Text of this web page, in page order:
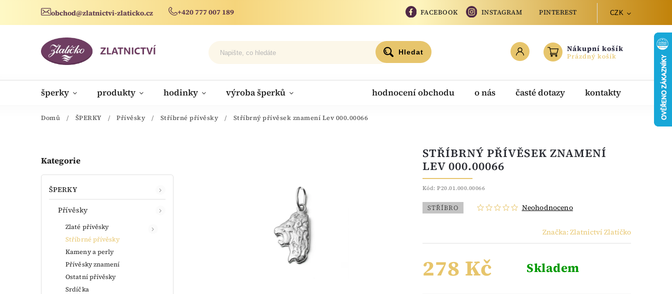
obchod@zlatnictvi-zlaticko.cz +420 777 007 189 FACEBOOK INSTAGRAM PINTEREST CZK
Hledat Nákupní košík
Prázdný košík
šperky produkty hodinky výroba šperků hodnocení obchodu o nás časté dotazy kontakty
novinky
Domů / ŠPERKY / Přívěsky / Stříbrné přívěsky / Stříbrný přívěsek znamení Lev 000.00066
Kategorie
ŠPERKY
Přívěsky
Zlaté přívěsky
Stříbrné přívěsky
Kameny a perly
Přívěsky znamení
Ostatní přívěsky
Srdíčka
STŘÍBRNÝ PŘÍVĚSEK ZNAMENÍ
LEV 000.00066
Kód: P20.01.000.00066
STŘÍBRO Neohodnoceno
Značka: Zlatnictví Zlatíčko
278 Kč Skladem